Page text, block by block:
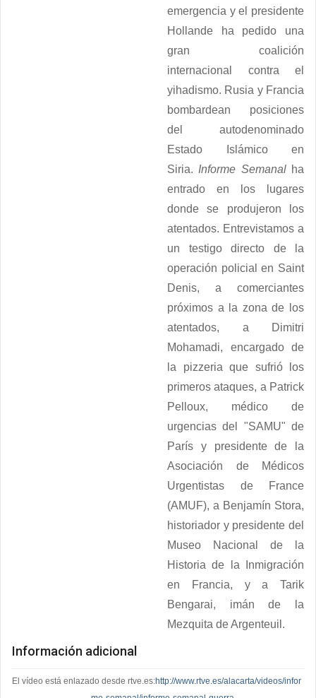
emergencia y el presidente
Hollande ha pedido una
gran coalición
internacional contra el
yihadismo. Rusia y Francia
bombardean posiciones
del autodenominado
Estado Islámico en
Siria. Informe Semanalha
entrado en los lugares
donde se produjeron los
atentados. Entrevistamos a
un testigo directo de la
operación policial en Saint
Denis, a comerciantes
próximos a la zona de los
atentados, a Dimitri
Mohamadi, encargado de
la pizzeria que sufrió los
primeros ataques, a Patrick
Pelloux, médico de
urgencias del "SAMU" de
París y presidente de la
Asociación de Médicos
Urgentistas de France
(AMUF), a Benjamín Stora,
historiador y presidente del
Museo Nacional de la
Historia de la Inmigración
en Francia, y a Tarik
Bengarai, imán de la
Mezquita de Argenteuil.
Información adicional
El vídeo está enlazado desde rtve.es:http://www.rtve.es/alacarta/videos/infor